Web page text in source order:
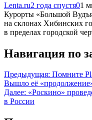
Lenta.ru2 года спустя01
Курорты «Большой
на склонах Хибинских
в пределах городской
Навигация по
Предыдущая: Помните
Вышло её
Далее: «Роскино»
в России